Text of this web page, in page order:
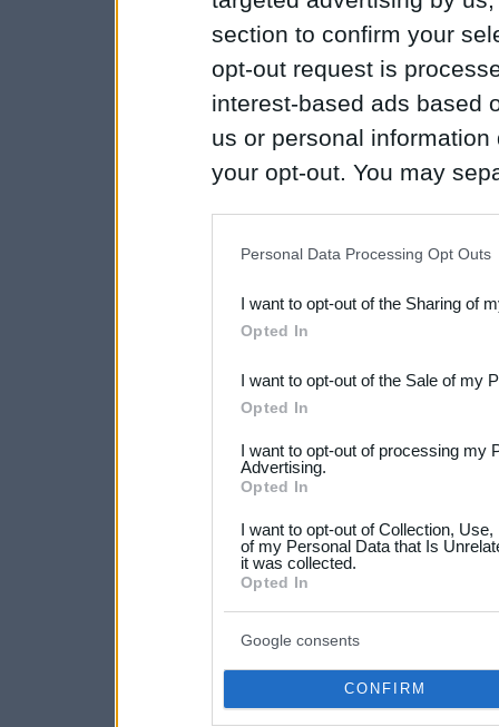
section to confirm your
opt-out request is
interest-based ads based
us or personal
your opt-out. You may
Downstream Participants
third parties.
Please note that this
not limited to your visit or
grant or deny consent to
your data for below
consent section.
Personal Data Processing Opt Outs
I want to opt-out of the Sharing of
Opted In
I want to opt-out of the Sale of my
Opted In
I want to opt-out of processing my
Advertising.
Opted In
I want to opt-out of Collection,
of my Personal Data that Is
it was collected.
Opted In
Google consents
CONFIRM